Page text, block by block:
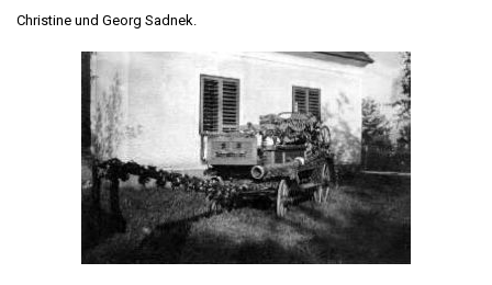
Christine und Georg Sadnek.